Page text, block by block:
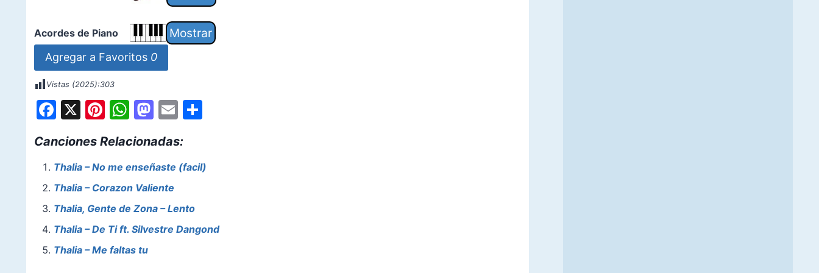
Acordes de Piano
Agregar a Favoritos 0
Vistas (2025):303
F
c
e
b
o
o
k
X Pi
er
e
st
W
at
s
A
p
p
M
st
o
d
o
n
E
ai
l
S
e
Canciones Relacionadas:
Thalia – No me enseñaste (facil)
Thalia – Corazon Valiente
Thalia, Gente de Zona – Lento
Thalia – De Ti ft. Silvestre Dangond
Thalia – Me faltas tu